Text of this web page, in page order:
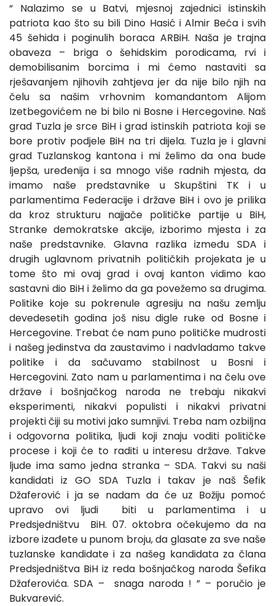
“ Nalazimo se u Batvi, mjesnoj zajednici istinskih
patriota kao što su bili Dino Hasić i Almir Beća i svih
45 šehida i poginulih boraca ARBiH. Naša je trajna
obaveza – briga o šehidskim porodicama, rvi i
demobilisanim borcima i mi ćemo nastaviti sa
rješavanjem njihovih zahtjeva jer da nije bilo njih na
čelu sa našim vrhovnim komandantom Alijom
Izetbegovićem ne bi bilo ni Bosne i Hercegovine. Naš
grad Tuzla je srce BiH i grad istinskih patriota koji se
bore protiv podjele BiH na tri dijela. Tuzla je i glavni
grad Tuzlanskog kantona i mi želimo da ona bude
ljepša, uređenija i sa mnogo više radnih mjesta, da
imamo naše predstavnike u Skupštini TK i u
parlamentima Federacije i države BiH i ovo je prilika
da kroz strukturu najjače političke partije u BiH,
Stranke demokratske akcije, izborimo mjesta i za
naše predstavnike. Glavna razlika između SDA i
drugih uglavnom privatnih političkih projekata je u
tome što mi ovaj grad i ovaj kanton vidimo kao
sastavni dio BiH i želimo da ga povežemo sa drugima.
Politike koje su pokrenule agresiju na našu zemlju
devedesetih godina još nisu digle ruke od Bosne i
Hercegovine. Trebat će nam puno političke mudrosti
i našeg jedinstva da zaustavimo i nadvladamo takve
politike i da sačuvamo stabilnost u Bosni i
Hercegovini. Zato nam u parlamentima i na čelu ove
države i bošnjačkog naroda ne trebaju nikakvi
eksperimenti, nikakvi populisti i nikakvi privatni
projekti čiji su motivi jako sumnjivi. Treba nam ozbiljna
i odgovorna politika, ljudi koji znaju voditi političke
procese i koji će to raditi u interesu države. Takve
ljude ima samo jedna stranka – SDA. Takvi su naši
kandidati iz GO SDA Tuzla i takav je naš Šefik
Džaferović i ja se nadam da će uz Božiju pomoć
upravo ovi ljudi biti u parlamentima i u
Predsjedništvu BiH. 07. oktobra očekujemo da na
izbore izađete u punom broju, da glasate za sve naše
tuzlanske kandidate i za našeg kandidata za člana
Predsjedništva BiH iz reda bošnjačkog naroda Šefika
Džaferovića. SDA – snaga naroda ! ” – poručio je
Bukvarević.